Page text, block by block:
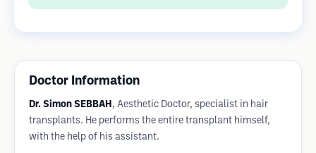
Doctor Information
Dr. Simon SEBBAH , Aesthetic Doctor, specialist in hair
transplants. He performs the entire transplant himself,
with the help of his assistant.